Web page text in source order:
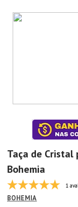
Taça de Cristal
Bohemia
1
BOHEMIA
2º
Panelas
7º
Copo
Aparelho
Lixeira
10º Panela